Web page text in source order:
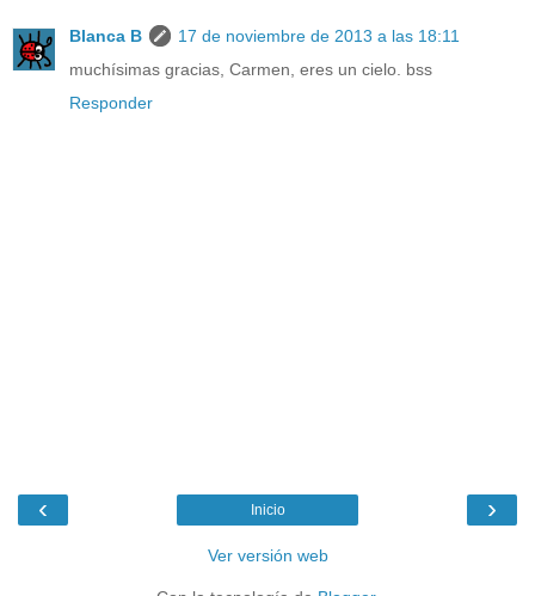
Blanca B
17 de noviembre de 2013 a las 18:11
muchísimas gracias, Carmen, eres un cielo. bss
Responder
‹ ›
Inicio
Ver versión web